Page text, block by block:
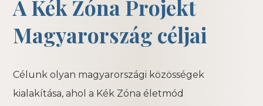
A Kék Zóna Projekt
Magyarország céljai
Célunk olyan magyarországi közösségek
kialakítása, ahol a Kék Zóna életmód